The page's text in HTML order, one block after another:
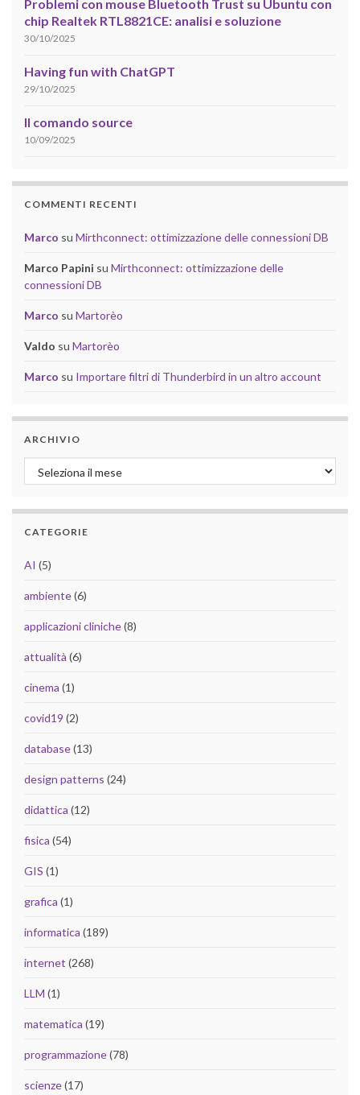
Problemi con mouse Bluetooth Trust su Ubuntu con
chip Realtek RTL8821CE: analisi e soluzione
30/10/2025
Having fun with ChatGPT
29/10/2025
Il comando source
10/09/2025
COMMENTI RECENTI
Marco su Mirthconnect: ottimizzazione delle connessioni DB
Marco Papini su Mirthconnect: ottimizzazione delle
connessioni DB
Marco su Martorèo
Valdo su Martorèo
Marco su Importare filtri di Thunderbird in un altro account
ARCHIVIO
Archivio
CATEGORIE
AI (5)
ambiente(6)
applicazioni cliniche(8)
attualità (6)
cinema (1)
covid19 (2)
database(13)
design patterns (24)
didattica (12)
fisica (54)
GIS (1)
grafica (1)
informatica (189)
internet (268)
LLM (1)
matematica (19)
programmazione(78)
scienze(17)